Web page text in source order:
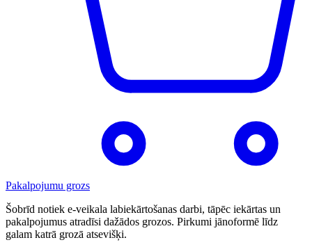
Pakalpojumu grozs
Šobrīd notiek e-veikala labiekārtošanas darbi, tāpēc iekārtas un
pakalpojumus atradīsi dažādos grozos. Pirkumi jānoformē līdz
galam katrā grozā atsevišķi.